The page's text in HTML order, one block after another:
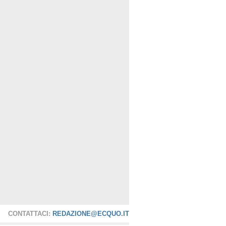
CONTATTACI: REDAZIONE@ECQUO.IT